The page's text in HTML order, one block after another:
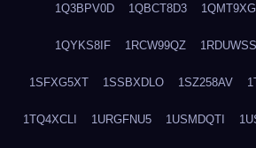
1Q3BPV0D 1QBCT8D3
1QYKS8IF 1RCW99QZ
1SFXG5XT 1SSBXDLO 1SZ258AV
1TQ4XCLI 1URGFNU5 1USMDQTI